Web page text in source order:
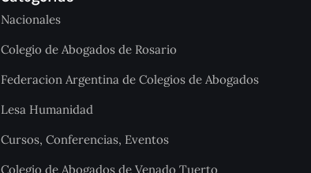
Nacionales
Colegio de Abogados de Rosario
Federacion Argentina de Colegios de Abogados
Lesa Humanidad
Cursos, Conferencias, Eventos
Colegio de Abogados de Venado Tuerto